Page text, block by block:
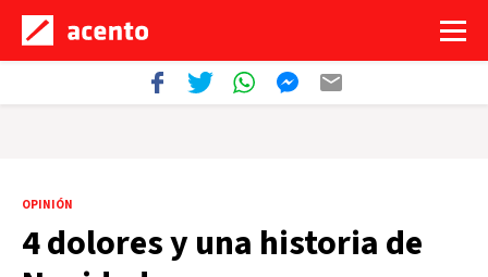
OPINIÓN
4 dolores y una historia de